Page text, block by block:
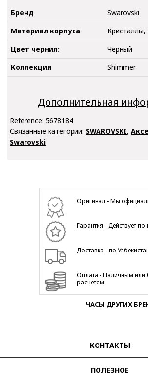
Бренд
Swarovski
Материал корпуса
Цвет чернил:
Черный
Коллекция
Shimmer
Дополнительная
Reference: 5678184
Связанные категории: SWAROVSKI,
Swarovski
Оригинал - Мы
Гарантия - Действует
Доставка - по
Оплата - Наличным или
расчетом
ЧАСЫ ДРУГИХ
КОНТАКТЫ
ПОЛЕЗНОЕ